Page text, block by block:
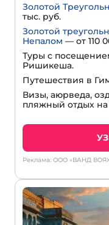
Золотой
тыс. руб.
Золотой
Непалом — от 110
Туры с
Ришикеша.
Путешествия в
Визы, аюрведа,
пляжный отдых на
Реклама: ООО «ВАНД